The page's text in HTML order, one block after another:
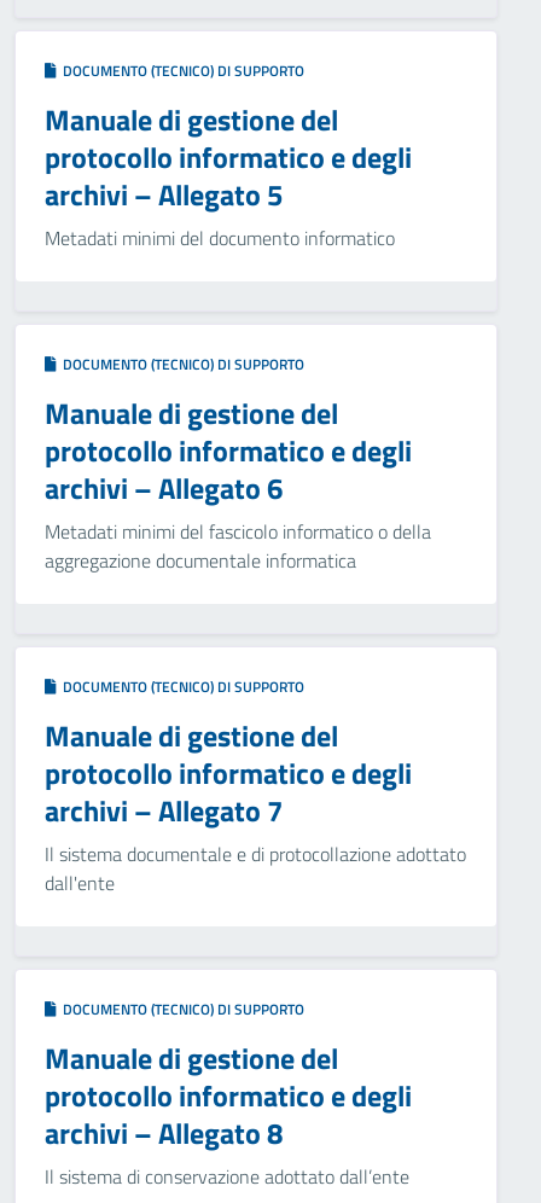
DOCUMENTO (TECNICO) DI SUPPORTO
Manuale di gestione del
protocollo informatico e degli
archivi – Allegato 5
Metadati minimi del documento informatico
DOCUMENTO (TECNICO) DI SUPPORTO
Manuale di gestione del
protocollo informatico e degli
archivi – Allegato 6
Metadati minimi del fascicolo informatico o della
aggregazione documentale informatica
DOCUMENTO (TECNICO) DI SUPPORTO
Manuale di gestione del
protocollo informatico e degli
archivi – Allegato 7
Il sistema documentale e di protocollazione adottato
dall'ente
DOCUMENTO (TECNICO) DI SUPPORTO
Manuale di gestione del
protocollo informatico e degli
archivi – Allegato 8
Il sistema di conservazione adottato dall’ente